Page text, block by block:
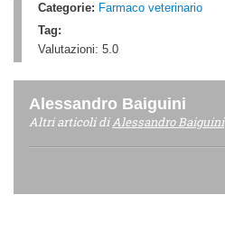
Categorie: Farmaco veterinario
Tag:
Valutazioni: 5.0
Alessandro Baiguini
Altri articoli diAlessandro Baiguini